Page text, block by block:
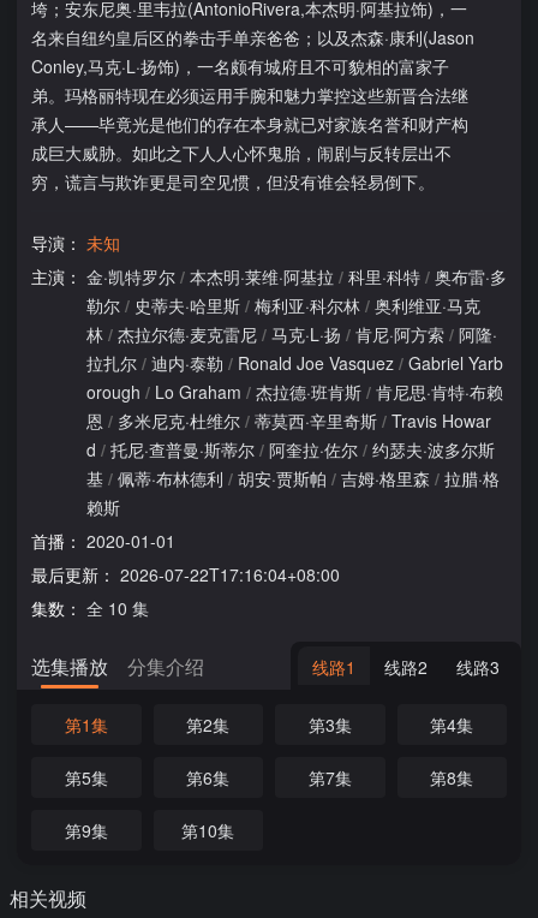
垮；安东尼奥·里韦拉(AntonioRivera,本杰明·阿基拉饰)，一
名来自纽约皇后区的拳击手单亲爸爸；以及杰森·康利(Jason
Conley,马克·L·扬饰)，一名颇有城府且不可貌相的富家子
弟。玛格丽特现在必须运用手腕和魅力掌控这些新晋合法继
承人——毕竟光是他们的存在本身就已对家族名誉和财产构
成巨大威胁。如此之下人人心怀鬼胎，闹剧与反转层出不
穷，谎言与欺诈更是司空见惯，但没有谁会轻易倒下。
导演： 未知
主演： 金·凯特罗尔 / 本杰明·莱维·阿基拉 / 科里·科特 / 奥布雷·多
勒尔 / 史蒂夫·哈里斯 / 梅利亚·科尔林 / 奥利维亚·马克
林 / 杰拉尔德·麦克雷尼 / 马克·L·扬 / 肯尼·阿方索 / 阿隆·
拉扎尔 / 迪内·泰勒 / Ronald Joe Vasquez / Gabriel Yarb
orough / Lo Graham / 杰拉德·班肯斯 / 肯尼思·肯特·布赖
恩 / 多米尼克·杜维尔 / 蒂莫西·辛里奇斯 / Travis Howar
d / 托尼·查普曼·斯蒂尔 / 阿奎拉·佐尔 / 约瑟夫·波多尔斯
基 / 佩蒂·布林德利 / 胡安·贾斯帕 / 吉姆·格里森 / 拉腊·格
赖斯
首播： 2020-01-01
最后更新： 2026-07-22T17:16:04+08:00
集数： 全 10 集
选集播放 分集介绍 线路1 线路2 线路3
第1集 第2集 第3集 第4集
第5集 第6集 第7集 第8集
第9集 第10集
相关视频